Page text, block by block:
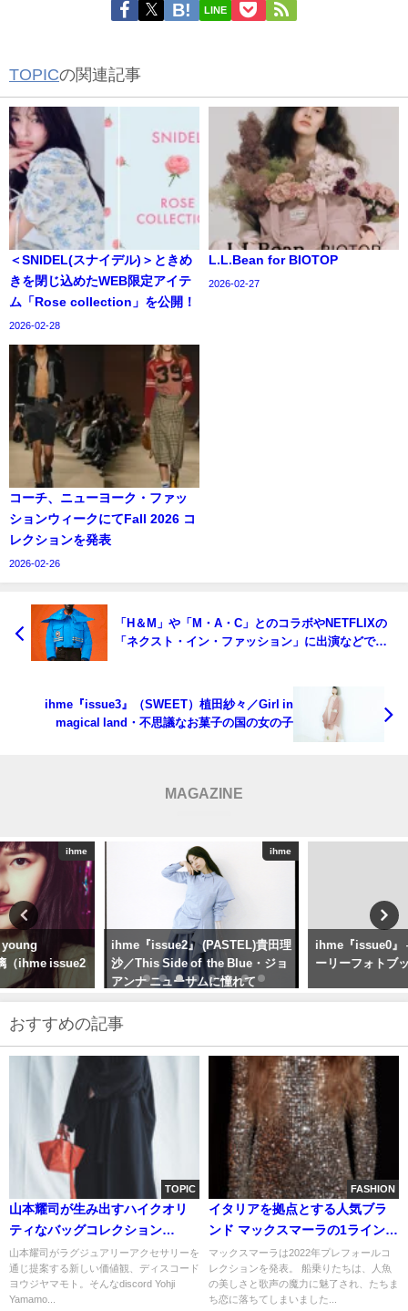
LINE
TOPICの関連記事
＜SNIDEL(スナイデル)＞ときめ
きを閉じ込めたWEB限定アイテ
ム「Rose collection」を公開！
2026-02-28
L.L.Bean for BIOTOP
2026-02-27
コーチ、ニューヨーク・ファッ
ションウィークにてFall 2026 コ
レクションを発表
2026-02-26
「H＆M」や「M・A・C」とのコラボやNETFLIXの
「ネクスト・イン・ファッション」に出演などで話
ihme『issue3』（SWEET）植田紗々／Girl in
magical land・不思議なお菓子の国の女の子
MAGAZINE
ihme
ihme『issue2』 (PASTEL)貴田理
沙／This Side of the Blue・ジョ
アンナ ニューサムに憧れて
ihme『issue0』 — DayDream ガ
ーリーフォトブックと白昼夢
おすすめの記事
TOPIC
山本耀司が生み出すハイクオリ
ティなバッグコレクション
discord Yohji Yamamotoから
「TULIPS」の新色を発表
山本耀司がラグジュアリーアクセサリーを
通じ提案する新しい価値観、ディスコード
ヨウジヤマモト。そんなdiscord Yohji
Yamamo...
FASHION
イタリアを拠点とする人気ブラ
ンド マックスマーラの1ライン
SPORTMAXが2022年プレフォー
ルコレクションを発表
マックスマーラは2022年プレフォールコ
レクションを発表。 船乗りたちは、人魚
の美しさと歌声の魔力に魅了され、たちま
ち恋に落ちてしまいました...